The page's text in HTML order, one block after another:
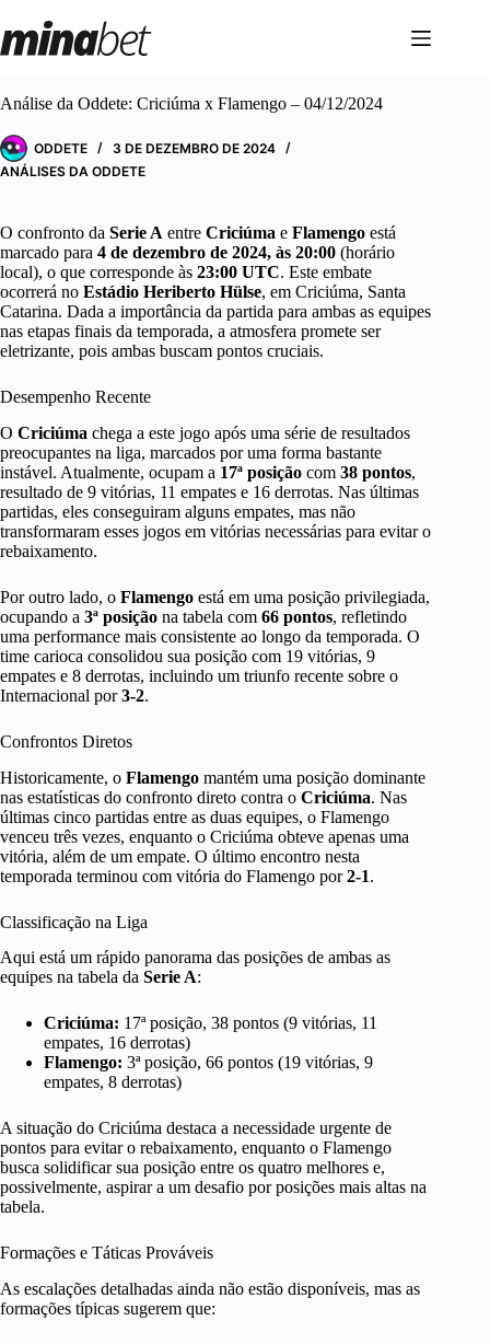
para
o
Análise da Oddete: Criciúma x Flamengo – 04/12/2024
ODDETE
3 DE DEZEMBRO DE 2024
ANÁLISES DA ODDETE
O confronto da Serie A entre Criciúma e Flamengo está
marcado para 4 de dezembro de 2024, às 20:00 (horário
local), o que corresponde às 23:00 UTC. Este embate
ocorrerá no Estádio Heriberto Hülse, em Criciúma, Santa
Catarina. Dada a importância da partida para ambas as equipes
nas etapas finais da temporada, a atmosfera promete ser
eletrizante, pois ambas buscam pontos cruciais.
Desempenho Recente
O Criciúma chega a este jogo após uma série de resultados
preocupantes na liga, marcados por uma forma bastante
instável. Atualmente, ocupam a 17ª posição com 38 pontos,
resultado de 9 vitórias, 11 empates e 16 derrotas. Nas últimas
partidas, eles conseguiram alguns empates, mas não
transformaram esses jogos em vitórias necessárias para evitar o
rebaixamento.
Por outro lado, o Flamengo está em uma posição privilegiada,
ocupando a 3ª posição na tabela com 66 pontos, refletindo
uma performance mais consistente ao longo da temporada. O
time carioca consolidou sua posição com 19 vitórias, 9
empates e 8 derrotas, incluindo um triunfo recente sobre o
Internacional por3-2.
Confrontos Diretos
Historicamente, o Flamengo mantém uma posição dominante
nas estatísticas do confronto direto contra o Criciúma. Nas
últimas cinco partidas entre as duas equipes, o Flamengo
venceu três vezes, enquanto o Criciúma obteve apenas uma
vitória, além de um empate. O último encontro nesta
temporada terminou com vitória do Flamengo por2-1.
Classificação na Liga
Aqui está um rápido panorama das posições de ambas as
equipes na tabela da Serie A:
Criciúma: 17ª posição, 38 pontos (9 vitórias, 11
empates, 16 derrotas)
Flamengo: 3ª posição, 66 pontos (19 vitórias, 9
empates, 8 derrotas)
A situação do Criciúma destaca a necessidade urgente de
pontos para evitar o rebaixamento, enquanto o Flamengo
busca solidificar sua posição entre os quatro melhores e,
possivelmente, aspirar a um desafio por posições mais altas na
tabela.
Formações e Táticas Prováveis
As escalações detalhadas ainda não estão disponíveis, mas as
formações típicas sugerem que: